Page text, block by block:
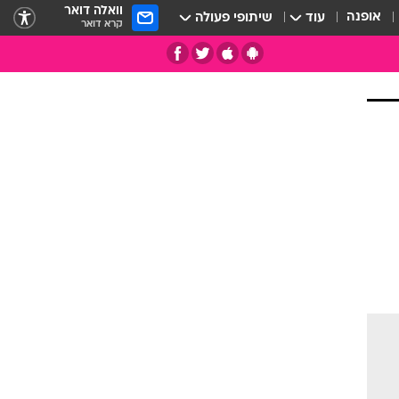
אופנה עוד שיתופי פעולה וואלה דואר
קרא דואר